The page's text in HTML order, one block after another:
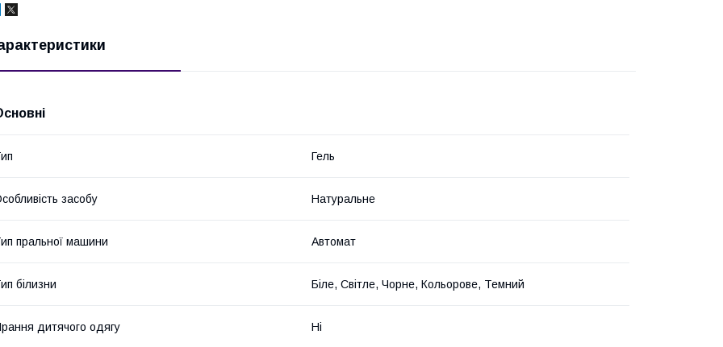
Гель
засобу Натуральне
пральної машини Автомат
білизни Біле, Світле, Чорне, Кольорове, Темний
дитячого одягу Ні